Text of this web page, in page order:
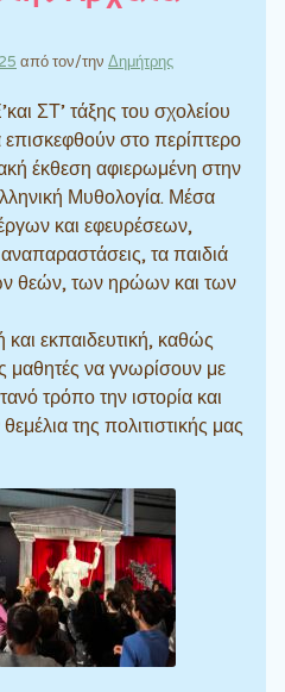
από τον/την Δημήτρης
ΣΤ’ τάξης του σχολείου
επισκεφθούν στο περίπτερο
έκθεση αφιερωμένη στην
Μυθολογία. Μέσα
και εφευρέσεων,
αναπαραστάσεις, τα παιδιά
θεών, των ηρώων και των
και εκπαιδευτική, καθώς
μαθητές να γνωρίσουν με
τρόπο την ιστορία και
της πολιτιστικής μας